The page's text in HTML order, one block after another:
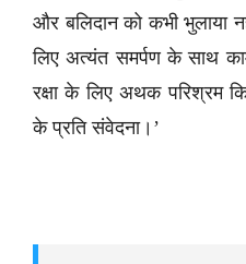
और बलिदान को कभी भुलाया
लिए अत्यंत समर्पण के साथ
रक्षा के लिए अथक परिश्रम
के प्रति संवेदना।’